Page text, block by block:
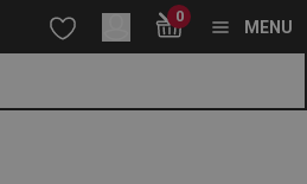
k zavařování - máte už moderní
hlavní obsah
na vyhledávání
na navigaci 0
MENU